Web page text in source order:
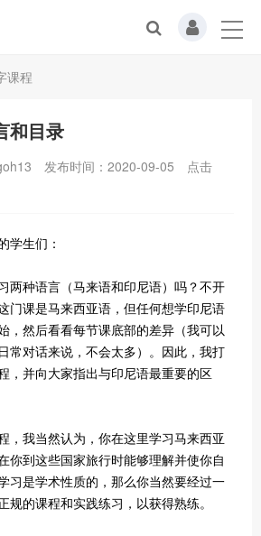
课程
和目录
发布时间：2020-09-05
点击
学生们：
两种语言（马来语和印尼语）吗？不开
门课是马来西亚语，但任何想学印尼语
，然后看看每节课底部的差异（我可以
常对话来说，不会太多）。因此，我打
，并向大家指出与印尼语最重要的区
，我当然认为，你在这里学习马来西亚
你到这些国家旅行时能够理解并使你自
习是学术性质的，那么你当然要经过一
规的课程和实践练习，以获得熟练。